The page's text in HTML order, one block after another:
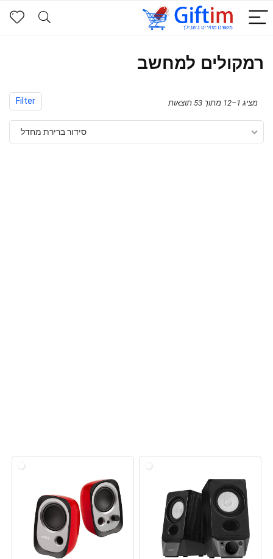
רמקולים למחשב
Filter מציג 1–12 מתוך 53 תוצאות
סידור ברירת מחדל